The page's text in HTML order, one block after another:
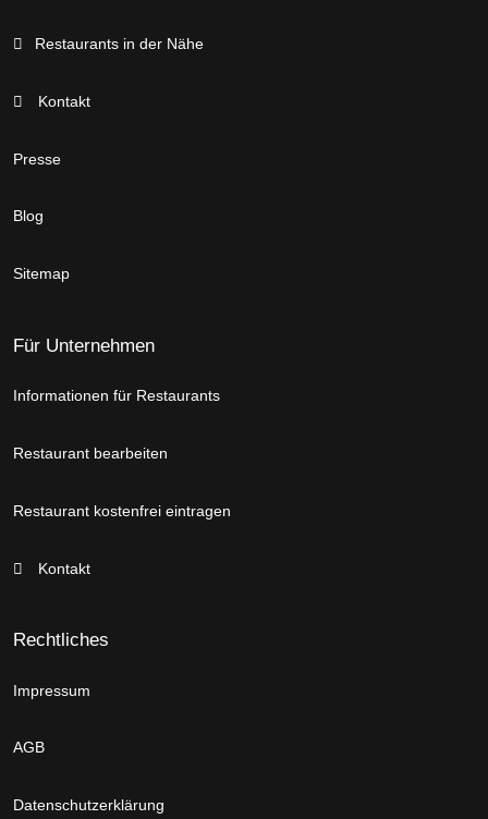
Restaurants in der Nähe
Kontakt
Presse
Blog
Sitemap
Für Unternehmen
Informationen für Restaurants
Restaurant bearbeiten
Restaurant kostenfrei eintragen
Kontakt
Rechtliches
Impressum
AGB
Datenschutzerklärung